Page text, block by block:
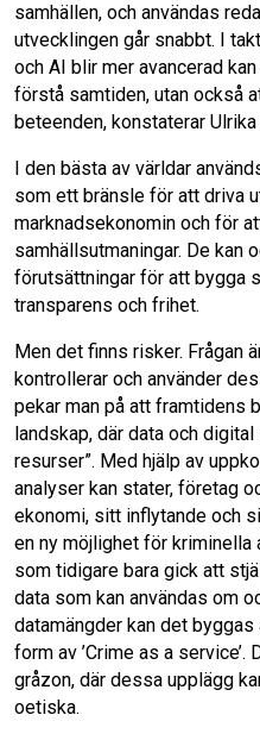
samhällen, och användas
utvecklingen går snabbt. I
och AI blir mer avancerad
förstå samtiden, utan också
beteenden, konstaterar
I den bästa av världar
som ett bränsle för att driva
marknadsekonomin och för
samhällsutmaningar. De kan
förutsättningar för att bygga
transparens och frihet.
Men det finns risker. Frågan
kontrollerar och använder
pekar man på att framtidens
landskap, där data och
resurser”. Med hjälp av
analyser kan stater, företag
ekonomi, sitt inflytande och
en ny möjlighet för kriminella
som tidigare bara gick att
data som kan användas om
datamängder kan det
form av ’Crime as a
gråzon, där dessa upplägg
oetiska.